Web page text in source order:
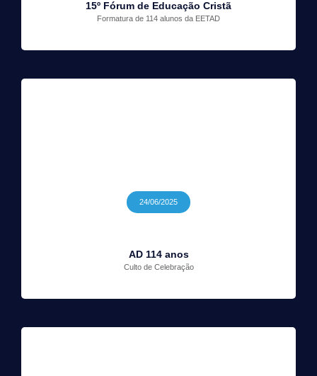
15º Fórum de Educação Cristã
Formatura de 114 alunos da EETAD
24/06/2025
AD 114 anos
Culto de Celebração